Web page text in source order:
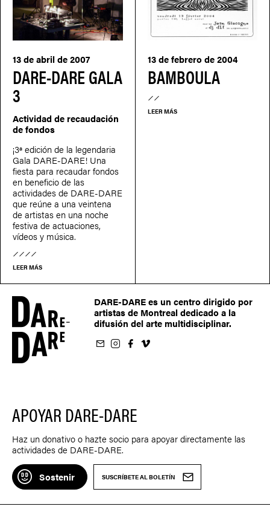
DARE-DARE GALA
3
13 de abril de 2007
Actividad de recaudación
de fondos
¡3ª edición de la legendaria
Gala DARE-DARE! Una
fiesta para recaudar fondos
en beneficio de las
actividades de DARE-DARE
que reúne a una veintena
de artistas en una noche
festiva de actuaciones,
vídeos y música.
LEER MÁS
BAMBOULA
13 de febrero de 2004
LEER MÁS
DARE-DARE es un centro dirigido por
artistas de Montreal dedicado a la
difusión del arte multidisciplinar.
sur Instagram
sur Facebook
nous sur Vimeo
APOYAR DARE-DARE
Haz un donativo o hazte socio para apoyar directamente las
actividades de DARE-DARE.
Sostenir SUSCRÍBETE AL BOLETÍN